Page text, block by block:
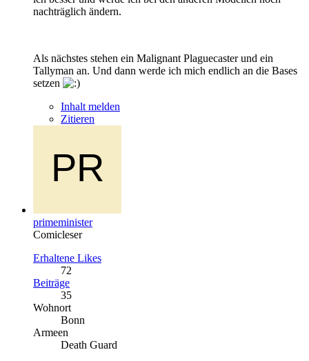
nachträglich ändern.
Als nächstes stehen ein Malignant Plaguecaster und ein
Tallyman an. Und dann werde ich mich endlich an die Bases
setzen
Inhalt melden
Zitieren
primeminister
Comicleser
Erhaltene Likes
72
Beiträge
35
Wohnort
Bonn
Armeen
Death Guard